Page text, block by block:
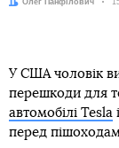
Автор:
Олег Панфілович
У США чоловік
перешкоди для
автомобілі Tesla
перед